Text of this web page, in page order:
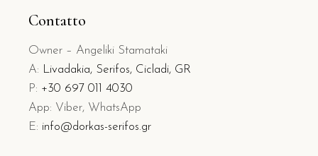
Contatto
Owner – Angeliki Stamataki
A: Livadakia, Serifos, Cicladi, GR
P: +30 697 011 4030
App: Viber, WhatsApp
E: info@dorkas-serifos.gr